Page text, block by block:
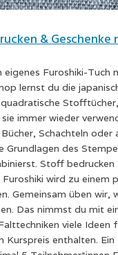
& Geschenke
Furoshiki-
lernst du die
immer wieder
Schachteln
Grundlagen des
Stoff
wird zu einem
Gemeinsam üben
Das nimmst du mit
viele
Kurspreis enthalten.